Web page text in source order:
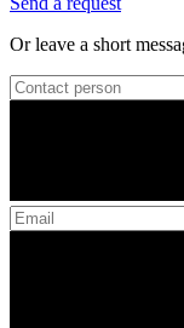
Or leave a short